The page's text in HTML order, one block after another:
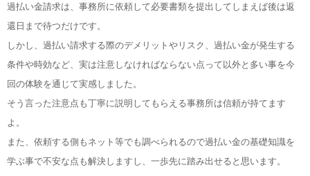
過払い金請求は、事務所に依頼して必要書類を提出してしまえば後は返
還日まで待つだけです。
しかし、過払い請求する際のデメリットやリスク、過払い金が発生する
条件や時効など、実は注意しなければならない点って以外と多い事を今
回の体験を通じて実感しました。
そう言った注意点も丁寧に説明してもらえる事務所は信頼が持てます
よ。
また、依頼する側もネット等でも調べられるので過払い金の基礎知識を
学ぶ事で不安な点も解決しますし、一歩先に踏み出せると思います。